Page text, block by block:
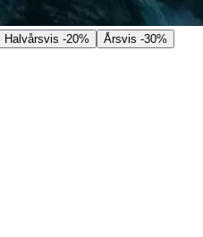
Halvårsvis -20% Årsvis -30%